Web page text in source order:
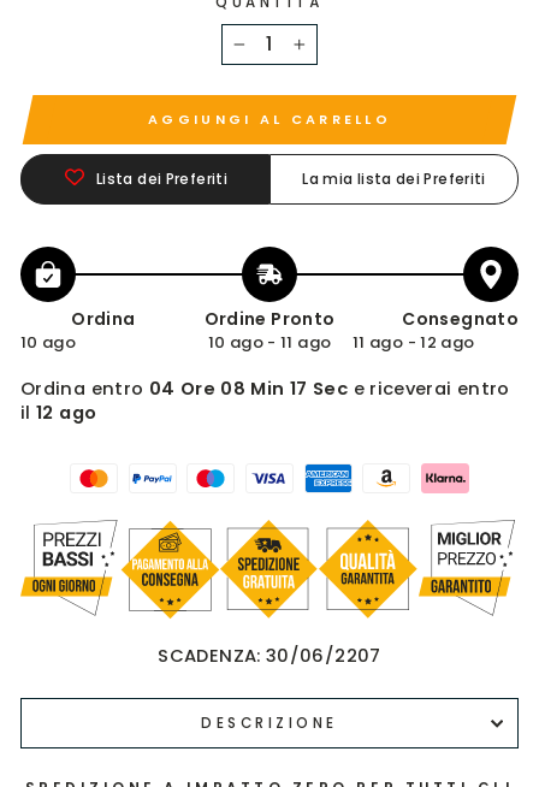
− +
AGGIUNGI AL CARRELLO
Lista dei Preferiti La mia lista dei Preferiti
Ordina
10 ago
Ordine Pronto
10 ago - 11 ago
Consegnato
11 ago - 12 ago
Ordina entro 04 Ore 08 Min 16 Sec e riceverai entro
il12 ago
SCADENZA: 30/06/2207
DESCRIZIONE